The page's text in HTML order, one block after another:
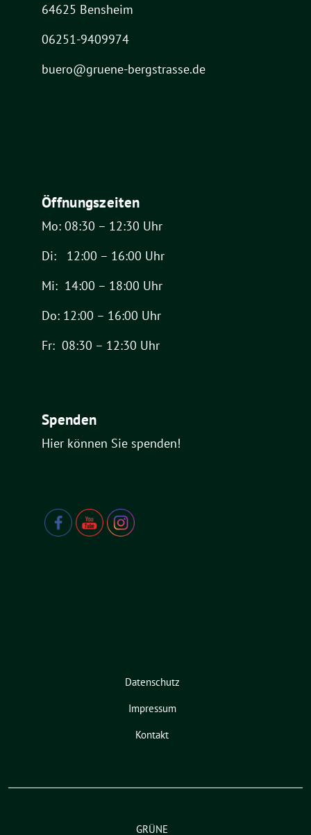
64625 Bensheim
06251-9409974
buero@gruene-bergstrasse.de
Öffnungszeiten
Mo: 08:30 – 12:30 Uhr
Di: 12:00 – 16:00 Uhr
Mi: 14:00 – 18:00 Uhr
Do: 12:00 – 16:00 Uhr
Fr: 08:30 – 12:30 Uhr
Spenden
Hier können Sie spenden!
Datenschutz
Impressum
Kontakt
GRÜNE